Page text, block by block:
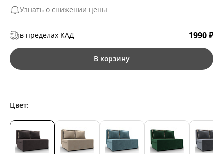
Узнать о снижении цены
в пределах КАД 1990 ₽
В корзину
Цвет: